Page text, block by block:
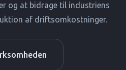
og at bidrage til industriens
af driftsomkostninger.